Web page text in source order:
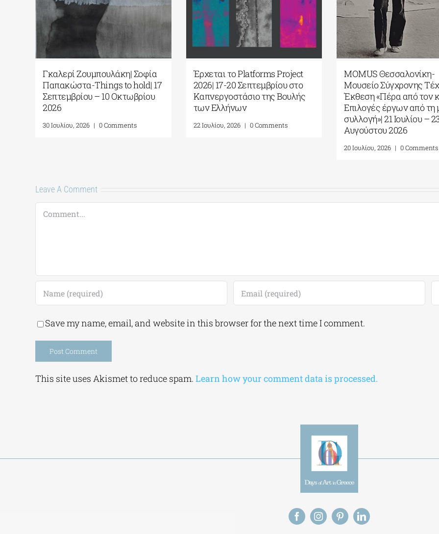
Το 91 Athens Riviera
εγκαινιάζει τον νέο κύκλο
εικαστικών εκθέσεων
17 Ιουλίου, 2026
Γκαλερί Ζουμπουλάκη| Σοφία
Παπακώστα-Things to hold| 17
Σεπτεμβρίου – 10 Οκτωβρίου
30 Ιουλίου, 2026 | 0 Comments
Έρχεται το Platforms Project
2026| 17-20 Σεπτεμβρίου στο
Καπνεργοστάσιο της Βουλής
των Ελλήνων
22 Ιουλίου, 2026 | 0 Comments
Leave A Comment
Comment
Save my name, email, and website in this browser for the next time I comment.
This site uses Akismet to reduce spam. Learn how your comment data is processed.